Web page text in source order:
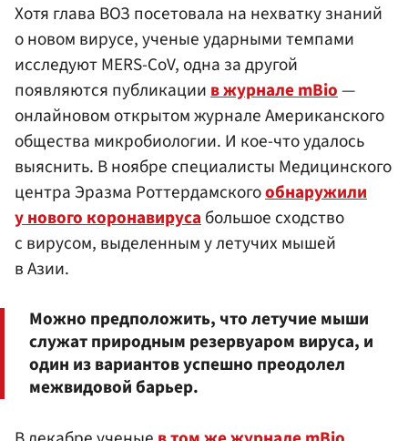
Хотя глава ВОЗ посетовала на нехватку знаний
о новом вирусе, ученые ударными темпами
исследуют MERS-CoV, одна за другой
появляются публикациив журнале mBio—
онлайновом открытом журнале Американского
общества микробиологии. И кое-что удалось
выяснить. В ноябре специалисты Медицинского
центра Эразма Роттердамскогообнаружили
у нового коронавирусабольшое сходство
с вирусом, выделенным у летучих мышей
в Азии.
Можно предположить, что летучие мыши
служат природным резервуаром вируса, и
один из вариантов успешно преодолел
межвидовой барьер.